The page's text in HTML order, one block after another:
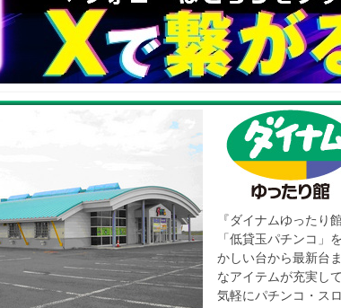
『ダイナムゆったり
「低貸玉パチンコ」
かしい台から最新台
なアイテムが充実し
気軽にパチンコ・ス